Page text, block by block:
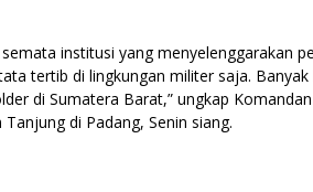
institusi yang menyelenggarakan
tertib di lingkungan militer saja. Banyak
di Sumatera Barat,” ungkap
di Padang, Senin siang.